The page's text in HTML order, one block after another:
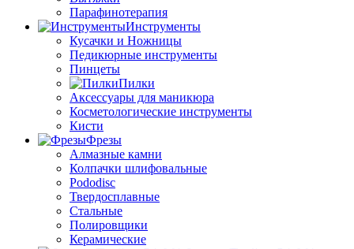
Парафинотерапия
Инструменты
Кусачки и Ножницы
Педикюрные инструменты
Пинцеты
Пилки
Аксессуары для маникюра
Косметологические инструменты
Кисти
Фрезы
Алмазные камни
Колпачки шлифовальные
Pododisc
Твердосплавные
Стальные
Полировщики
Керамические